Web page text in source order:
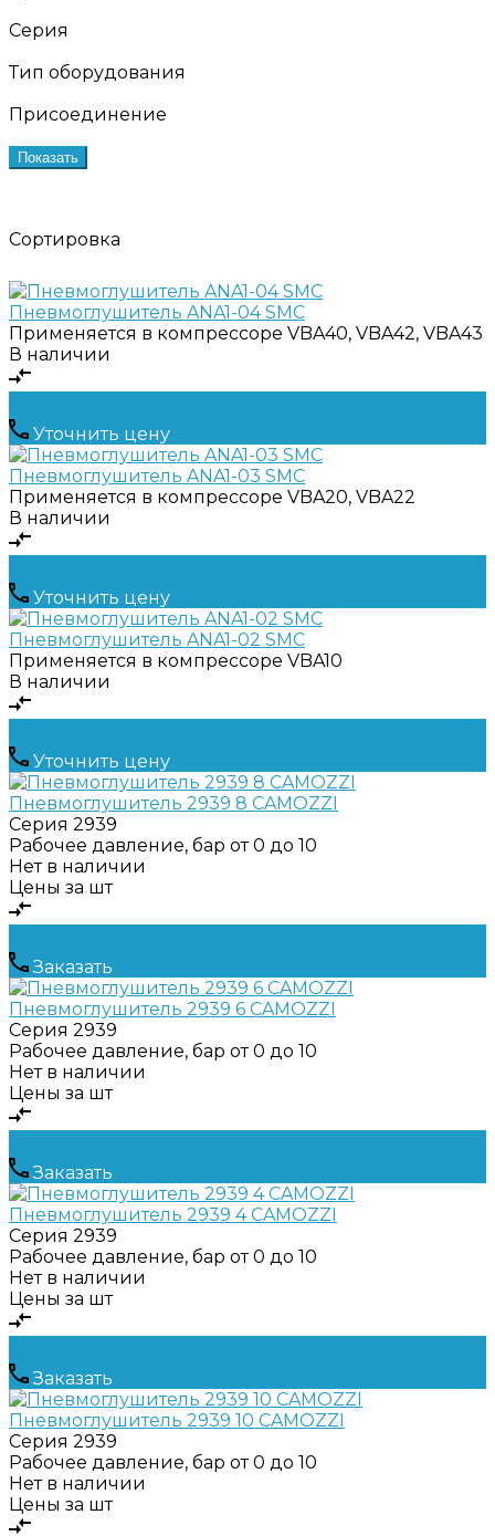
Серия
Тип оборудования
Присоединение
Показать
Сортировка
Пневмоглушитель ANA1-04 SMC
Применяется в компрессоре VBA40, VBA42, VBA43
В наличии
Уточнить цену
Пневмоглушитель ANA1-03 SMC
Применяется в компрессоре VBA20, VBA22
В наличии
Уточнить цену
Пневмоглушитель ANA1-02 SMC
Применяется в компрессоре VBA10
В наличии
Уточнить цену
Пневмоглушитель 2939 8 CAMOZZI
Серия 2939
Рабочее давление, бар от 0 до 10
Нет в наличии
Цены за шт
Заказать
Пневмоглушитель 2939 6 CAMOZZI
Серия 2939
Рабочее давление, бар от 0 до 10
Нет в наличии
Цены за шт
Заказать
Пневмоглушитель 2939 4 CAMOZZI
Серия 2939
Рабочее давление, бар от 0 до 10
Нет в наличии
Цены за шт
Заказать
Пневмоглушитель 2939 10 CAMOZZI
Серия 2939
Рабочее давление, бар от 0 до 10
Нет в наличии
Цены за шт